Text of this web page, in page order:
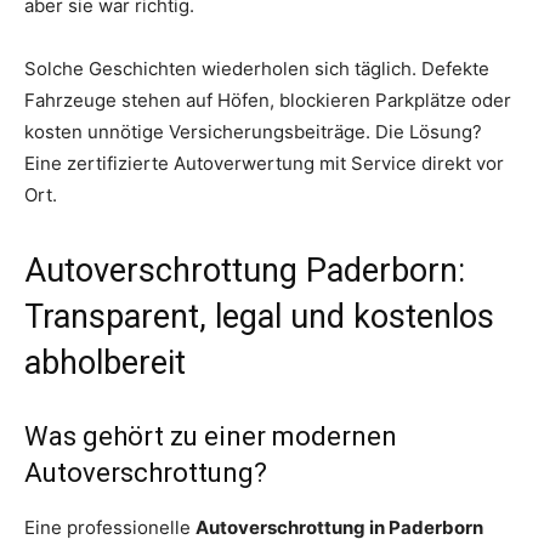
aber sie war richtig.
Solche Geschichten wiederholen sich täglich. Defekte
Fahrzeuge stehen auf Höfen, blockieren Parkplätze oder
kosten unnötige Versicherungsbeiträge. Die Lösung?
Eine zertifizierte Autoverwertung mit Service direkt vor
Ort.
Autoverschrottung Paderborn:
Transparent, legal und kostenlos
abholbereit
Was gehört zu einer modernen
Autoverschrottung?
Eine professionelle Autoverschrottung in Paderborn